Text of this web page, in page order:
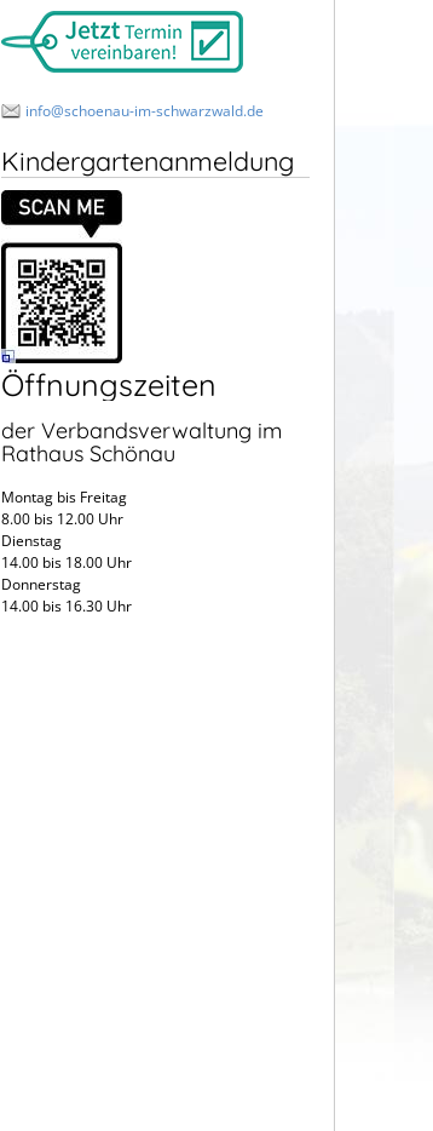
info@schoenau-im-schwarzwald.de
Kindergartenanmeldung
Öffnungszeiten
der Verbandsverwaltung im
Rathaus Schönau
Montag bis Freitag
8.00 bis 12.00 Uhr
Dienstag
14.00 bis 18.00 Uhr
Donnerstag
14.00 bis 16.30 Uhr